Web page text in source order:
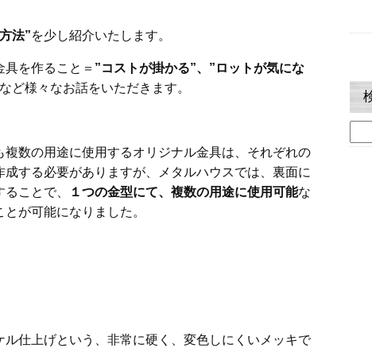
法”を少し紹介いたします。
を作ること＝ ”コストが掛かる”、”ロットが気にな
など様々なお話をいただきます。
数の用途に使用するオリジナル金具は、それぞれの
成する必要がありますが、メタルハウスでは、裏面に
ことで、
１つの金型にて、複数の用途に使用可能な
が可能になりました。
ル仕上げという、非常に硬く、変色しにくいメッキで
索: